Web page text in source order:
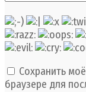
Сохранить
браузере для